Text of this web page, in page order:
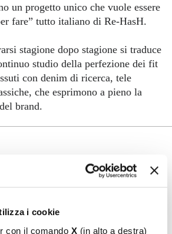
i cookie
con il comando X (in alto a destra)
un progetto unico che vuole essere
fare” tutto italiano di Re-HasH.
stagione dopo stagione si traduce
studio della perfezione dei fit
con denim di ricerca, tele
che esprimono a pieno la
brand.
AUTUNNO
RE-HASH
di interpretate i codici stilistici